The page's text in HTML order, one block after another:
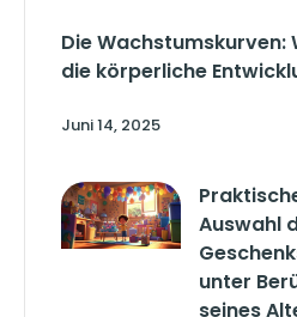
Die
die körperliche
Juni 14, 2025
Auswahl
unter
seines